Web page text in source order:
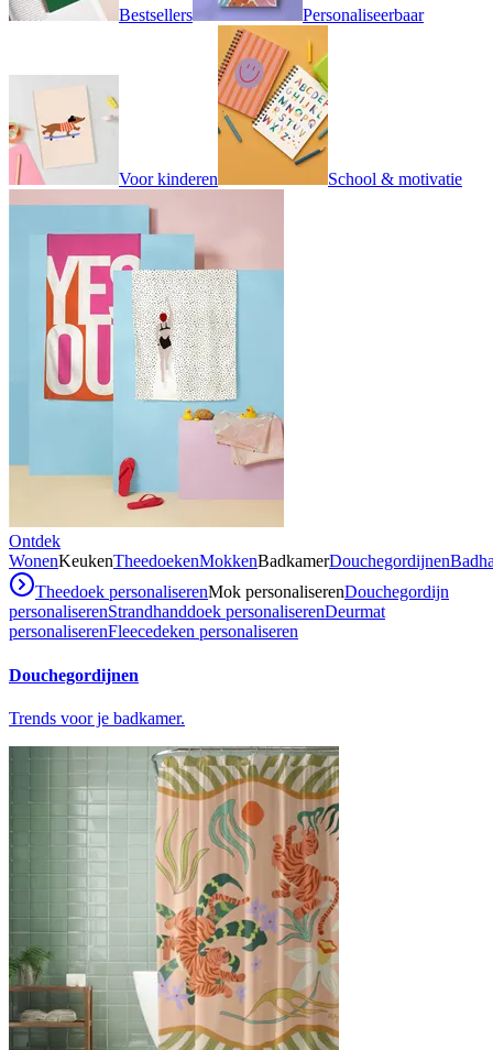
Bestsellers Personaliseerbaar
Voor kinderen School & motivatie
Ontdek
WonenKeukenTheedoekenMokkenBadkamerDouchegordijnen
Theedoek personaliserenMok personaliserenDouchegordijn
personaliserenStrandhanddoek personaliserenDeurmat
personaliserenFleecedeken personaliseren
Douchegordijnen
Trends voor je badkamer.